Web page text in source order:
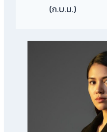
(ก.บ.บ.)